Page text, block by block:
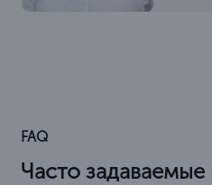
FAQ
Часто